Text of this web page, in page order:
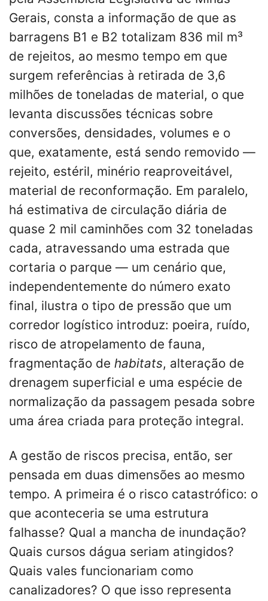
Gerais, consta a informação de que as
barragens B1 e B2 totalizam 836 mil m³
de rejeitos, ao mesmo tempo em que
surgem referências à retirada de 3,6
milhões de toneladas de material, o que
levanta discussões técnicas sobre
conversões, densidades, volumes e o
que, exatamente, está sendo removido —
rejeito, estéril, minério reaproveitável,
material de reconformação. Em paralelo,
há estimativa de circulação diária de
quase 2 mil caminhões com 32 toneladas
cada, atravessando uma estrada que
cortaria o parque — um cenário que,
independentemente do número exato
final, ilustra o tipo de pressão que um
corredor logístico introduz: poeira, ruído,
risco de atropelamento de fauna,
fragmentação de habitats, alteração de
drenagem superficial e uma espécie de
normalização da passagem pesada sobre
uma área criada para proteção integral.
A gestão de riscos precisa, então, ser
pensada em duas dimensões ao mesmo
tempo. A primeira é o risco catastrófico: o
que aconteceria se uma estrutura
falhasse? Qual a mancha de inundação?
Quais cursos dágua seriam atingidos?
Quais vales funcionariam como
canalizadores? O que isso representa